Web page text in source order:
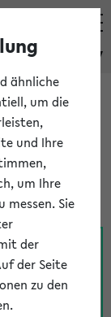
eKVV
am eKVV.
alle weiteren
nutzen,
Ihr Uni
ähnliche
um die
und Ihre
um Ihre
Sie
der
der Seite
zu den